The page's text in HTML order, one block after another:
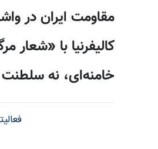
مقاومت ایران در
کالیفرنیا با «شعار
خامنه‌ای، نه